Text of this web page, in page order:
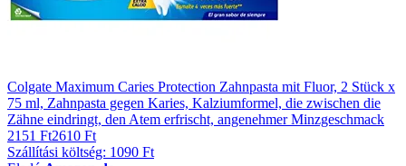
Colgate Maximum Caries Protection Zahnpasta mit Fluor, 2 Stück x
75 ml, Zahnpasta gegen Karies, Kalziumformel, die zwischen die
Zähne eindringt, den Atem erfrischt, angenehmer Minzgeschmack
2151 Ft2610 Ft
Szállítási költség: 1090 Ft